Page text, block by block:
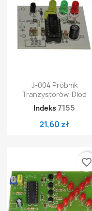
J-004 Próbnik
Tranzystorów, Diod
Indeks7155
21,60 zł
favorite_border